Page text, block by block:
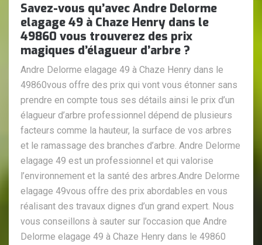
Savez-vous qu’avec Andre Delorme
elagage 49 à Chaze Henry dans le
49860 vous trouverez des prix
magiques d’élagueur d’arbre ?
Andre Delorme elagage 49 à Chaze Henry dans le
49860vous offre des prix qui vont vous étonner sans
prendre en compte tous ses détails ainsi le prix d’un
élagueur d’arbre professionnel dépend de plusieurs
facteurs comme la hauteur, la surface de vos arbres
et le ramassage des branches d’arbre. Andre Delorme
elagage 49 est un professionnel et qui valorise
l’environnement et la santé des arbres.Andre Delorme
elagage 49vous offre des prix abordables en vous
réalisant des travaux dignes d’un grand expert. Nous
vous conseillons à sauter sur l’occasion que Andre
Delorme elagage 49 à Chaze Henry dans le 49860